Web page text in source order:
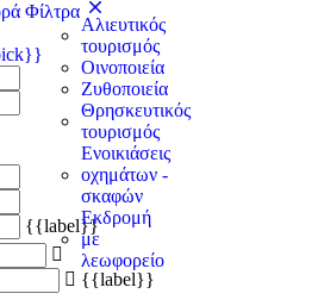
Αλιευτικός
τουρισμός
Οινοποιεία
Ζυθοποιεία
Θρησκευτικός
τουρισμός
Ενοικιάσεις
οχημάτων -
σκαφών
Εκδρομή
με
λεωφορείο
Φίλτρα
{{label}}
{{label}}